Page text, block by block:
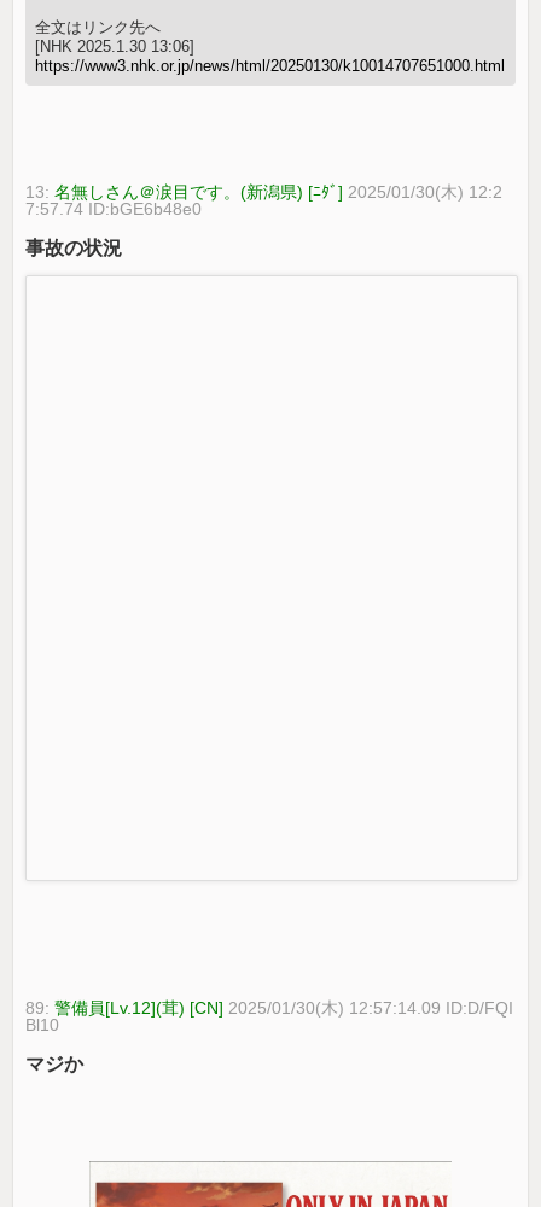
全文はリンク先へ
[NHK 2025.1.30 13:06]
https://www3.nhk.or.jp/news/html/20250130/k10014707651000.html
13:名無しさん＠涙目です。(新潟県) [ﾆﾀﾞ] 2025/01/30(木) 12:2
7:57.74 ID:bGE6b48e0
事故の状況
89:警備員[Lv.12](茸) [CN] 2025/01/30(木) 12:57:14.09 ID:D/FQI
Bl10
マジか